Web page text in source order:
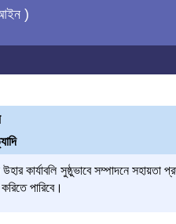
)
কার্যাবলি সুষ্ঠুভাবে সম্পাদনে
পারিবে।